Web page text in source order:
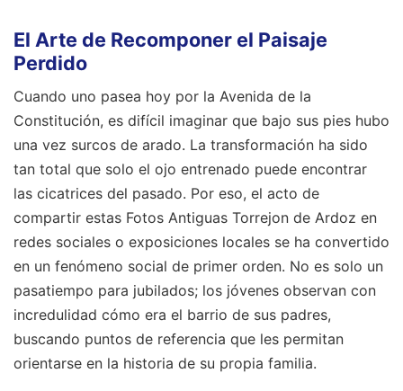
El Arte de Recomponer el Paisaje
Perdido
Cuando uno pasea hoy por la Avenida de la
Constitución, es difícil imaginar que bajo sus pies hubo
una vez surcos de arado. La transformación ha sido
tan total que solo el ojo entrenado puede encontrar
las cicatrices del pasado. Por eso, el acto de
compartir estas Fotos Antiguas Torrejon de Ardoz en
redes sociales o exposiciones locales se ha convertido
en un fenómeno social de primer orden. No es solo un
pasatiempo para jubilados; los jóvenes observan con
incredulidad cómo era el barrio de sus padres,
buscando puntos de referencia que les permitan
orientarse en la historia de su propia familia.